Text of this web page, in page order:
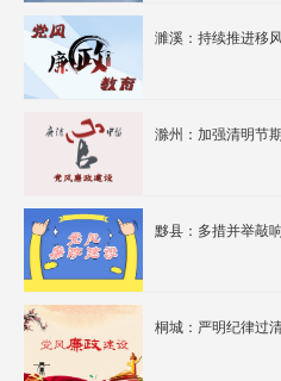
濉溪：持续推进移
滁州：加强清明节
黟县：多措并举敲
桐城：严明纪律过